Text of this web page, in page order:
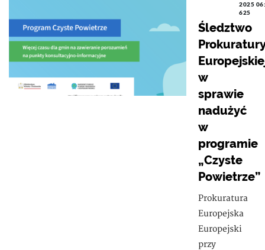
2025
625
Śledztwo
Prokuratury
w
sprawie
nadużyć
w
programie
„Czyste
Powietrze”
Prokuratura
Europejska
Europejski
przy